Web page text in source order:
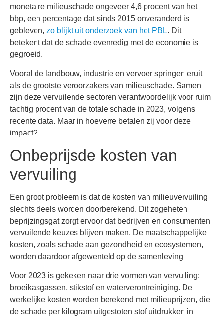
monetaire milieuschade ongeveer 4,6 procent van het
bbp, een percentage dat sinds 2015 onveranderd is
gebleven, zo blijkt uit onderzoek van het PBL. Dit
betekent dat de schade evenredig met de economie is
gegroeid.
Vooral de landbouw, industrie en vervoer springen eruit
als de grootste veroorzakers van milieuschade. Samen
zijn deze vervuilende sectoren verantwoordelijk voor ruim
tachtig procent van de totale schade in 2023, volgens
recente data. Maar in hoeverre betalen zij voor deze
impact?
Onbeprijsde kosten van
vervuiling
Een groot probleem is dat de kosten van milieuvervuiling
slechts deels worden doorberekend. Dit zogeheten
beprijzingsgat zorgt ervoor dat bedrijven en consumenten
vervuilende keuzes blijven maken. De maatschappelijke
kosten, zoals schade aan gezondheid en ecosystemen,
worden daardoor afgewenteld op de samenleving.
Voor 2023 is gekeken naar drie vormen van vervuiling:
broeikasgassen, stikstof en waterverontreiniging. De
werkelijke kosten worden berekend met milieuprijzen, die
de schade per kilogram uitgestoten stof uitdrukken in